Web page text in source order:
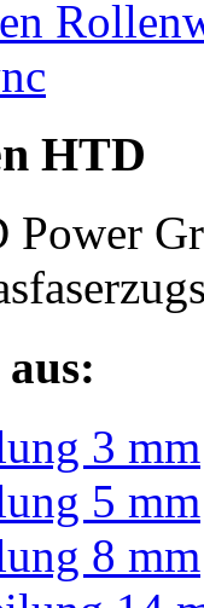
HTD
Power
3 mm
5 mm
8 mm